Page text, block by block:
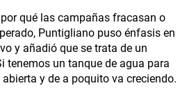
qué las campañas fracasan o
Puntigliano puso énfasis en
y añadió que se trata de un
tenemos un tanque de agua para
y de a poquito va creciendo.